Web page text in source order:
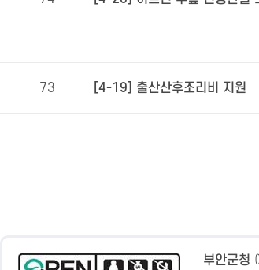
73 [4-19] 출산산후조리비 지원
부안군청